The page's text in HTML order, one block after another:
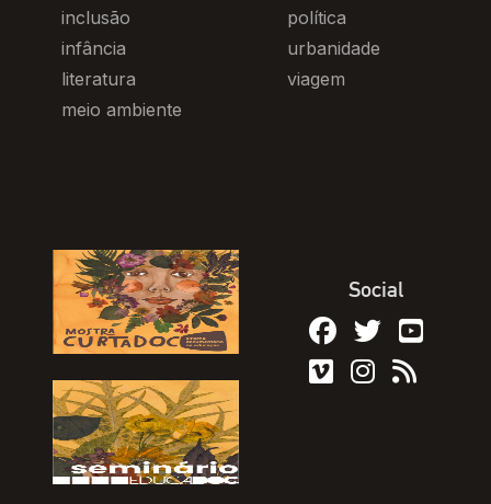
inclusão
infância
literatura
meio ambiente
política
urbanidade
viagem
Social